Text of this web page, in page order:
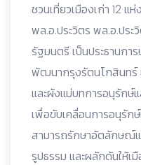
ชวนเที่ยวเมืองเก่า 12 แ
พล.อ.ประวิตร พล.อ.ปร
รัฐมนตรี เป็นประธานกา
พัฒนากรุงรัตนโกสินทร์
และผังแม่บทการอนุรักษ์
เพื่อขับเคลื่อนการอนุรัก
สามารถรักษาอัตลักษณ์แ
รูปธรรม และผลักดันให้เ